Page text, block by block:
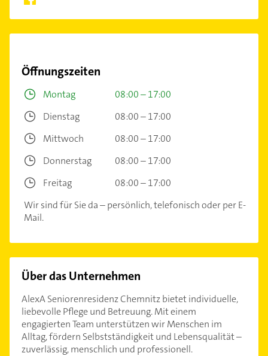
Öffnungszeiten
Montag
08:00 – 17:00
Dienstag
08:00 – 17:00
Mittwoch
08:00 – 17:00
Donnerstag
08:00 – 17:00
Freitag
08:00 – 17:00
Wir sind für Sie da – persönlich, telefonisch oder per E-
Mail.
Über das Unternehmen
AlexA Seniorenresidenz Chemnitz bietet individuelle,
liebevolle Pflege und Betreuung. Mit einem
engagierten Team unterstützen wir Menschen im
Alltag, fördern Selbstständigkeit und Lebensqualität –
zuverlässig, menschlich und professionell.